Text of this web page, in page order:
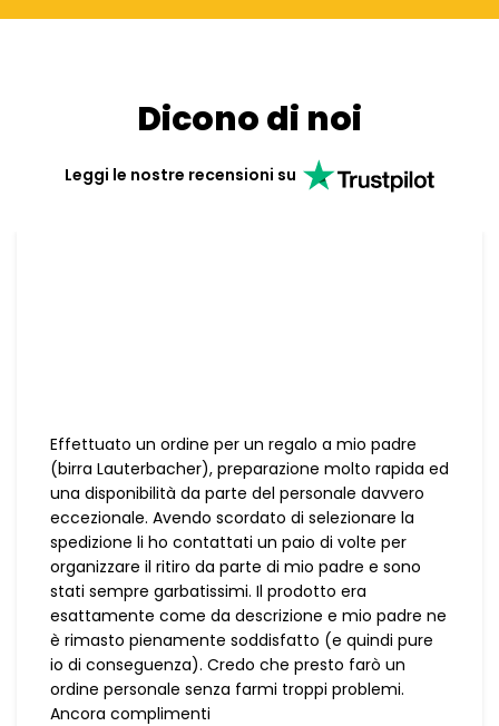
Dicono di noi
Leggi le nostre recensioni su
Effettuato un ordine per un regalo a mio padre
(birra Lauterbacher), preparazione molto rapida ed
una disponibilità da parte del personale davvero
eccezionale. Avendo scordato di selezionare la
spedizione li ho contattati un paio di volte per
organizzare il ritiro da parte di mio padre e sono
stati sempre garbatissimi. Il prodotto era
esattamente come da descrizione e mio padre ne
è rimasto pienamente soddisfatto (e quindi pure
io di conseguenza). Credo che presto farò un
ordine personale senza farmi troppi problemi.
Ancora complimenti